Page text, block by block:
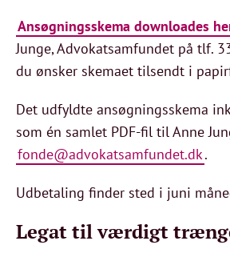
Ansøgningsskema downloades
Junge, Advokatsamfundet på tlf.
du ønsker skemaet tilsendt i
Det udfyldte ansøgningsskema
som én samlet PDF-fil til Anne
fonde@advokatsamfundet.dk.
Udbetaling finder sted i juni
Legat til værdigt